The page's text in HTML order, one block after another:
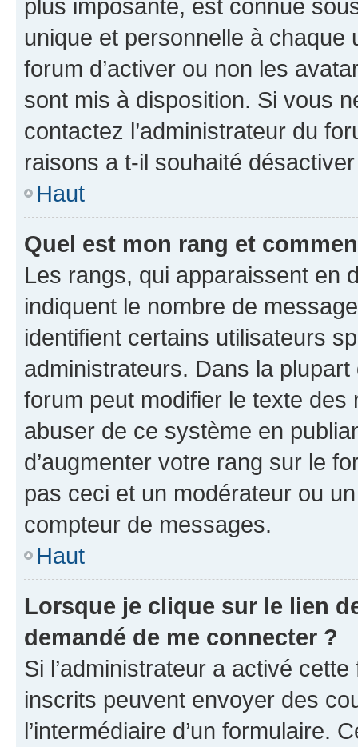
plus imposante, est connue
unique et personnelle à chaque
forum d’activer ou non les
sont mis à disposition. Si vous
contactez l’administrateur du
raisons a t-il souhaité
Haut
Quel est mon rang et
Les rangs, qui apparaissent en
indiquent le nombre de
identifient certains utilisateurs
administrateurs. Dans la
forum peut modifier le texte
abuser de ce système en
d’augmenter votre rang sur le
pas ceci et un modérateur ou
compteur de messages.
Haut
Lorsque je clique sur le lien
demandé de me connecter ?
Si l’administrateur a activé
inscrits peuvent envoyer des
l’intermédiaire d’un formulaire.